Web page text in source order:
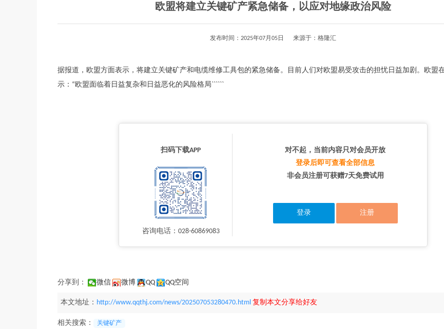
欧盟将建立关键矿产紧急储备，以应对地缘政治风险
发布时间：2025年07月05日 来源于：格隆汇
据报道，欧盟方面表示，将建立关键矿产和电缆维修工具包的紧急储备。目前人们对欧盟易受攻击的担忧日益加剧。欧盟
示：“欧盟面临着日益复杂和日益恶化的风险格局``````
扫码下载APP
咨询电话：028-60869083
对不起，当前内容只对会员开放
登录后即可查看全部信息
非会员注册可获赠7天免费试用
登录 注册
分享到： 微信 微博 QQ QQ空间
本文地址： http://www.qqthj.com/news/202507053280470.html 复制本文分享给好友
相关搜索： 关键矿产